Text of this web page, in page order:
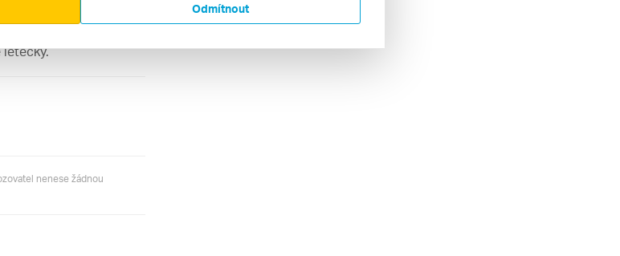
nenese žádnou
Odmítnout